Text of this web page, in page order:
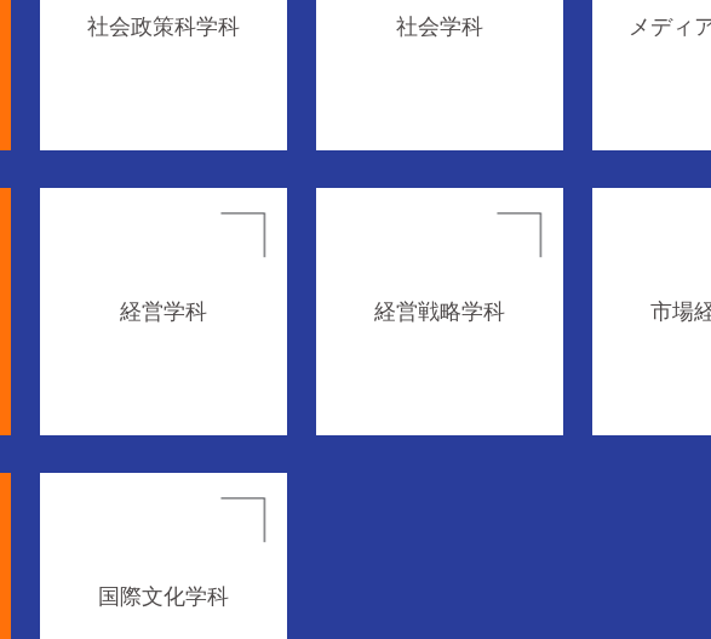
社会政策科学科 社会学科 メディ
経営学科 経営戦略学科 市場
国際文化学科